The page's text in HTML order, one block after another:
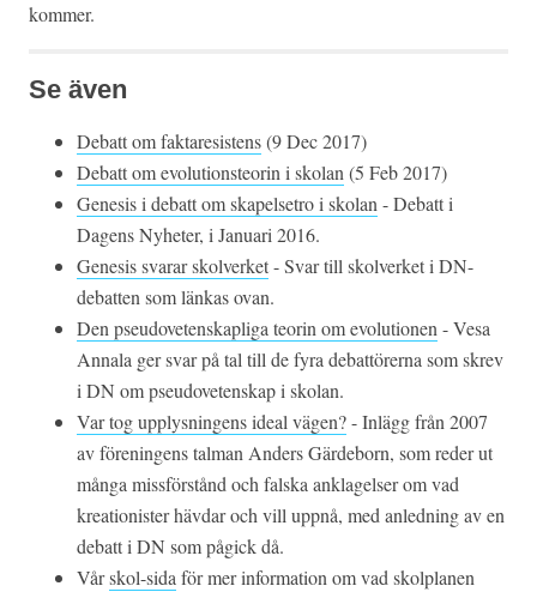
kommer.
Se även
Debatt om faktaresistens(9 Dec 2017)
Debatt om evolutionsteorin i skolan(5 Feb 2017)
Genesis i debatt om skapelsetro i skolan- Debatt i
Dagens Nyheter, i Januari 2016.
Genesis svarar skolverket- Svar till skolverket i DN-
debatten som länkas ovan.
Den pseudovetenskapliga teorin om evolutionen- Vesa
Annala ger svar på tal till de fyra debattörerna som skrev
i DN om pseudovetenskap i skolan.
Var tog upplysningens ideal vägen?- Inlägg från 2007
av föreningens talman Anders Gärdeborn, som reder ut
många missförstånd och falska anklagelser om vad
kreationister hävdar och vill uppnå, med anledning av en
debatt i DN som pågick då.
Vårskol-sidaför mer information om vad skolplanen